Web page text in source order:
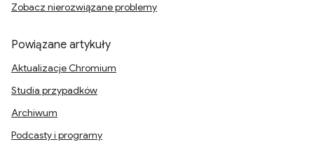
Zobacz nierozwiązane problemy
Powiązane artykuły
Aktualizacje Chromium
Studia przypadków
Archiwum
Podcasty i programy